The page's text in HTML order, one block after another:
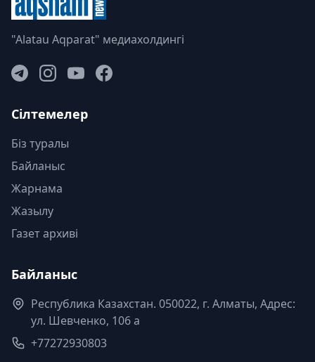
"Alatau Aqparat" медиахолдингі
Сілтемелер
Біз туралы
Байланыс
Жарнама
Жазылу
Газет архиві
Байланыс
Республика Казахстан. 050022, г. Алматы, Адрес:
ул. Шевченко, 106 а
+77272930803